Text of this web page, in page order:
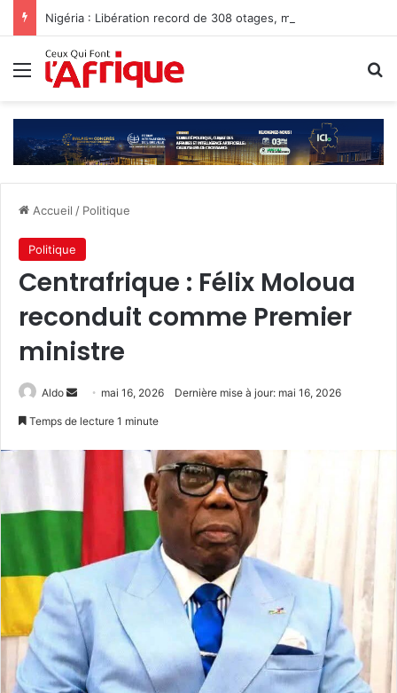
Menu
Accueil / Politique
Politique
Centrafrique : Félix Moloua
reconduit comme Premier
ministre
Aldo
Envoyermai 16, 2026 Dernière mise à jour: mai 16, 2026
Temps de lecture 1 minute